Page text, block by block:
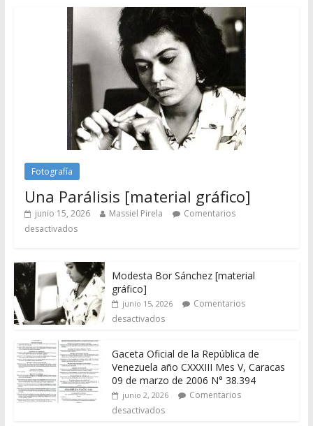
Fotografía
Una Parálisis [material gráfico]
junio 15, 2026 Massiel Pirela
Comentarios
desactivados
Modesta Bor Sánchez [material
gráfico]
junio 15, 2026
Comentarios
desactivados
Gaceta Oficial de la República de
Venezuela año CXXXIII Mes V, Caracas
09 de marzo de 2006 N° 38.394
junio 2, 2026
Comentarios
desactivados